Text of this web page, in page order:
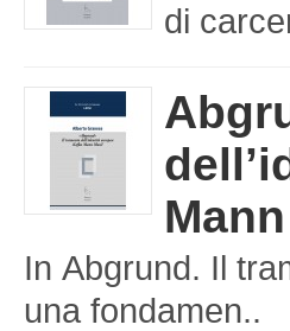
di
In Abgrund. Il
una fondamen..